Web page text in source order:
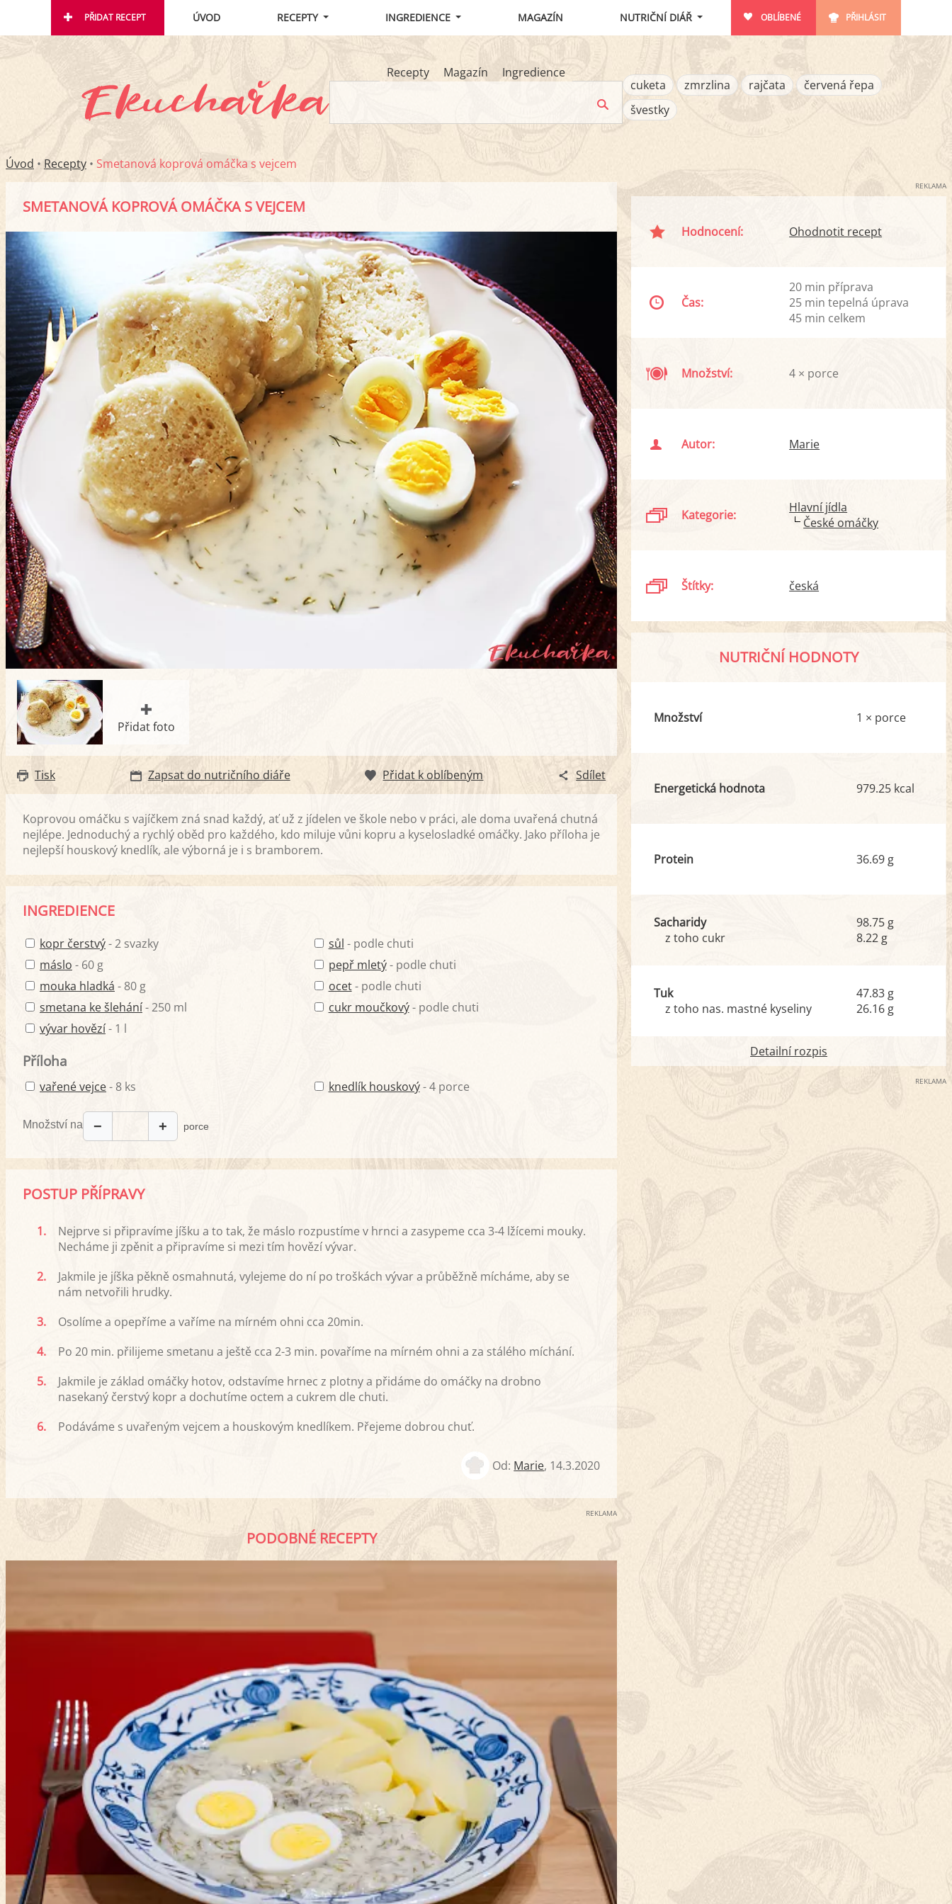
PŘIDAT RECEPT ÚVOD RECEPTY INGREDIENCE MAGAZÍN NUTRIČNÍ DIÁŘ OBLÍBENÉ PŘIHLÁSIT
Recepty Magazín
Ingredience
cuketa
zmrzlina rajčata
červená řepa
švestky
Úvod • Recepty • Smetanová koprová omáčka s vejcem
SMETANOVÁ KOPROVÁ OMÁČKA S VEJCEM
Přidat foto
Tisk Zapsat do nutričního diáře Přidat k oblíbeným Sdílet
Koprovou omáčku s vajíčkem zná snad každý, ať už z jídelen ve škole nebo v práci, ale doma uvařená chutná
nejlépe. Jednoduchý a rychlý oběd pro každého, kdo miluje vůni kopru a kyselosladké omáčky. Jako příloha je
nejlepší houskový knedlík, ale výborná je i s bramborem.
INGREDIENCE
kopr čerstvý- 2 svazky
máslo - 60 g
mouka hladká - 80 g
smetana ke šlehání- 250 ml
vývar hovězí- 1 l
sůl - podle chuti
pepř mletý- podle chuti
ocet- podle chuti
cukr moučkový- podle chuti
Příloha
vařené vejce- 8 ks knedlík houskový- 4 porce
Množství na − + porce
POSTUP PŘÍPRAVY
1.
Nejprve si připravíme jíšku a to tak, že máslo rozpustíme v hrnci a zasypeme cca 3-4 lžícemi mouky.
Necháme ji zpěnit a připravíme si mezi tím hovězí vývar.
2.
Jakmile je jíška pěkně osmahnutá, vylejeme do ní po troškách vývar a průběžně mícháme, aby se
nám netvořili hrudky.
3.
Osolíme a opepříme a vaříme na mírném ohni cca 20min.
4.
Po 20 min. přilijeme smetanu a ještě cca 2-3 min. povaříme na mírném ohni a za stálého míchání.
5.
Jakmile je základ omáčky hotov, odstavíme hrnec z plotny a přidáme do omáčky na drobno
nasekaný čerstvý kopr a dochutíme octem a cukrem dle chuti.
6.
Podáváme s uvařeným vejcem a houskovým knedlíkem. Přejeme dobrou chuť.
Od: Marie, 14.3.2020
REKLAMA
PODOBNÉ RECEPTY
REKLAMA
Hodnocení: Ohodnotit recept
Čas:
20 min příprava
25 min tepelná úprava
45 min celkem
Množství: 4 × porce
Autor: Marie
Kategorie:
Hlavní jídla
České omáčky
Štítky: česká
NUTRIČNÍ HODNOTY
Množství 1 × porce
Energetická hodnota 979.25 kcal
Protein 36.69 g
Sacharidy
z toho cukr
98.75 g
8.22 g
Tuk
z toho nas. mastné kyseliny
47.83 g
26.16 g
Detailní rozpis
REKLAMA